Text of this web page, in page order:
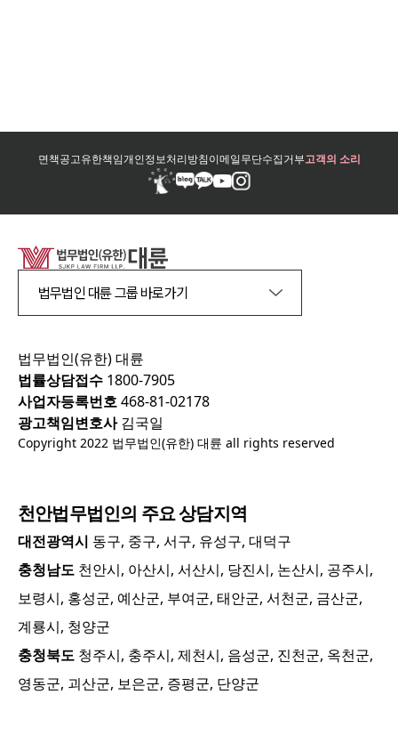
면책공고유한책임개인정보처리방침이메일무단수집거부고객의 소리
법무법인 대륜 그룹 바로가기
법무법인(유한) 대륜
법률상담접수 1800-7905
사업자등록번호468-81-02178
광고책임변호사김국일
Copyright 2022 법무법인(유한) 대륜 all rights reserved
천안법무법인의 주요 상담지역
대전광역시 동구, 중구, 서구, 유성구, 대덕구
충청남도 천안시, 아산시, 서산시, 당진시, 논산시, 공주시,
보령시, 홍성군, 예산군, 부여군, 태안군, 서천군, 금산군,
계룡시, 청양군
충청북도 청주시, 충주시, 제천시, 음성군, 진천군, 옥천군,
영동군, 괴산군, 보은군, 증평군, 단양군